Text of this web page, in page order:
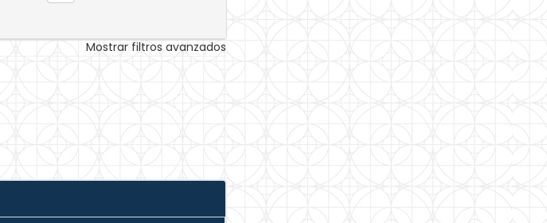
Mostrar filtros avanzados